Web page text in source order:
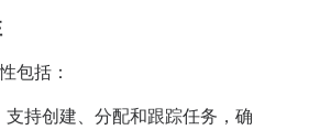
包括：
支持创建、分配和跟踪任务，确